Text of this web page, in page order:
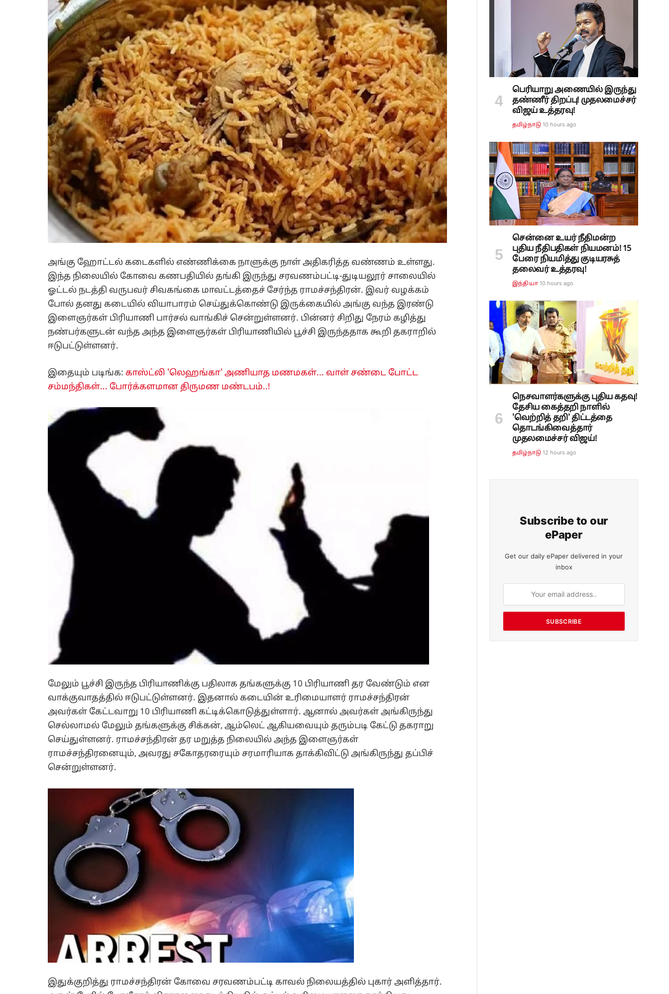
அங்கு ஹோட்டல் கடைகளில் எண்ணிக்கை நாளுக்கு நாள் அதிகரித்த வண்ணம் உள்ளது.
இந்த நிலையில் கோவை கணபதியில் தங்கி இருந்து சரவணம்பட்டி-துடியலூர் சாலையில்
ஓட்டல் நடத்தி வருபவர் சிவகங்கை மாவட்டத்தைச் சேர்ந்த ராமச்சந்திரன். இவர் வழக்கம்
போல் தனது கடையில் வியாபாரம் செய்துக்கொண்டு இருக்கையில் அங்கு வந்த இரண்டு
இளைஞர்கள் பிரியாணி பார்சல் வாங்கிச் சென்றுள்ளனர். பின்னர் சிறிது நேரம் கழித்து
நண்பர்களுடன் வந்த அந்த இளைஞர்கள் பிரியாணியில் பூச்சி இருந்ததாக கூறி தகராறில்
ஈடுபட்டுள்ளனர்.
இதையும் படிங்க:காஸ்ட்லி 'லெஹங்கா' அணியாத மணமகள்... வாள் சண்டை போட்ட
சம்மந்திகள்... போர்க்களமான திருமண மண்டபம்..!
மேலும் பூச்சி இருந்த பிரியாணிக்கு பதிலாக தங்களுக்கு 10 பிரியாணி தர வேண்டும் என
வாக்குவாதத்தில் ஈடுபட்டுள்ளனர். இதனால் கடையின் உரிமையாளர் ராமச்சந்திரன்
அவர்கள் கேட்டவாறு 10 பிரியாணி கட்டிக்கொடுத்துள்ளார். ஆனால் அவர்கள் அங்கிருந்து
செல்லாமல் மேலும் தங்களுக்கு சிக்கன், ஆம்லெட் ஆகியவையும் தரும்படி கேட்டு தகராறு
செய்துள்ளனர். ராமச்சந்திரன் தர மறுத்த நிலையில் அந்த இளைஞர்கள்
ராமச்சந்திரனையும், அவரது சகோதரரையும் சரமாரியாக தாக்கிவிட்டு அங்கிருந்து தப்பிச்
சென்றுள்ளனர்.
இதுக்குறித்து ராமச்சந்திரன் கோவை சரவணம்பட்டி காவல் நிலையத்தில் புகார் அளித்தார்.
பெரியாறு அணையில் இருந்து
தண்ணீர் திறப்பு! முதலமைச்சர்
விஜய் உத்தரவு!
தமிழ்நாடு 10 hours ago
சென்னை உயர் நீதிமன்ற
புதிய நீதிபதிகள் நியமனம்! 15
பேரை நியமித்து குடியரசுத்
தலைவர் உத்தரவு!
இந்தியா 10 hours ago
நெசவாளர்களுக்கு புதிய கதவு!
தேசிய கைத்தறி நாளில்
'வெற்றித் தறி' திட்டத்தை
தொடங்கிவைத்தார்
முதலமைச்சர் விஜய்!
தமிழ்நாடு 12 hours ago
Subscribe to our
ePaper
Get our daily ePaper delivered in your
inbox
SUBSCRIBE